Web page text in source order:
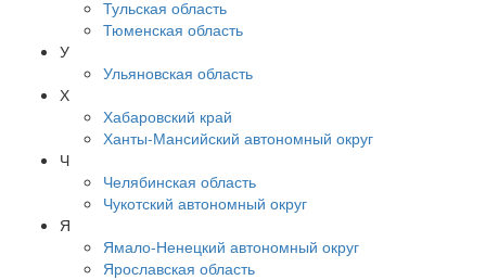
Тульская область
Тюменская область
У
Ульяновская область
Х
Хабаровский край
Ханты-Мансийский автономный округ
Ч
Челябинская область
Чукотский автономный округ
Я
Ямало-Ненецкий автономный округ
Ярославская область